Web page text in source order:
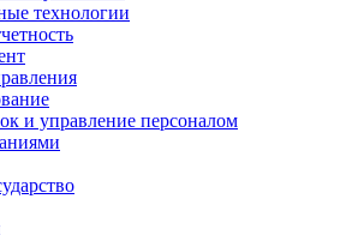
технологии
и управление персоналом